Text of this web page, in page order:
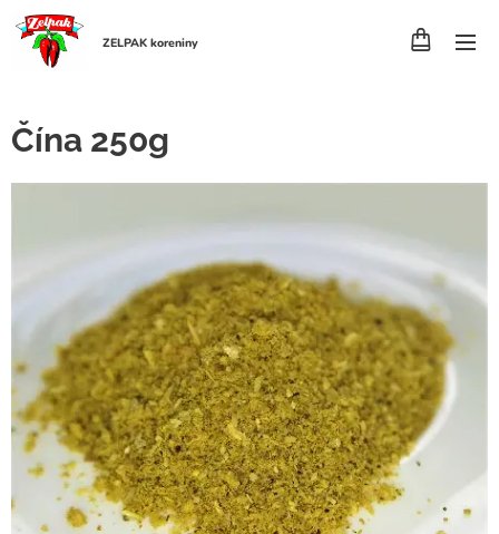
ZELPAK koreniny
Čína 250g